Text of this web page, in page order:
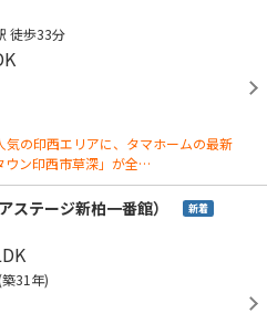
徒歩33分
気の印西エリアに、タマホームの最新
ウン印西市草深」が全…
ステージ新柏一番館） 新着
(築31年)